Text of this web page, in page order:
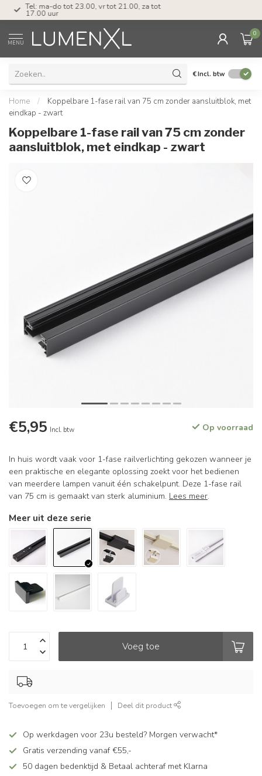
Tel: ma-do tot 23.00, vr tot 21.00, za tot
17.00 uur
MENU
0
€Incl. btw
Home /
Koppelbare 1-fase rail van 75 cm zonder aansluitblok, met
eindkap - zwart
Koppelbare 1-fase rail van 75 cm zonder
aansluitblok, met eindkap - zwart
€5,95 Incl. btw Op voorraad
In huis wordt vaak voor 1-fase railverlichting gekozen wanneer je
een praktische en elegante oplossing zoekt voor het bedienen
van meerdere lampen vanuit één schakelpunt. Deze 1-fase rail
van 75 cm is gemaakt van sterk aluminium. Lees meer.
Meer uit deze serie
Voeg toe
Toevoegen om te vergelijken Deel dit product
Op werkdagen voor 23u besteld? Morgen verwacht*
Gratis verzending vanaf €55,-
50 dagen bedenktijd & Betaal achteraf met Klarna